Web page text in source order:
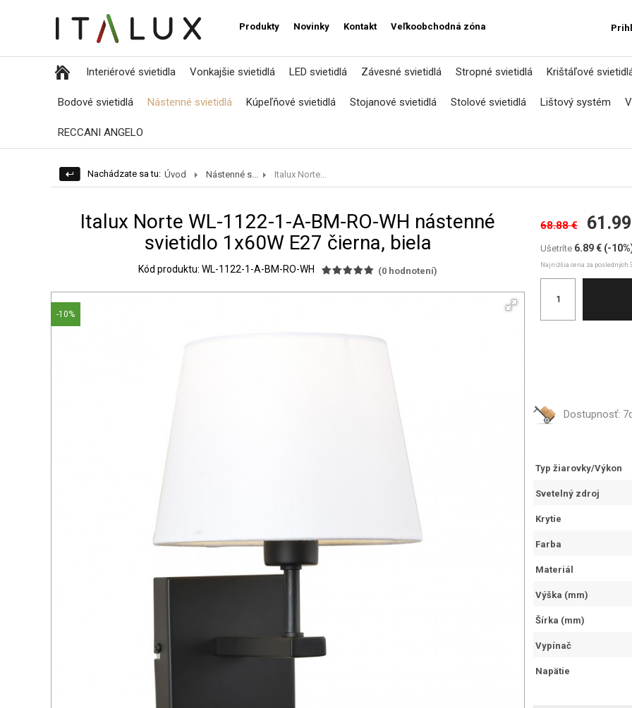
Produkty Novinky Kontakt Veľkoobchodná zóna
Interiérové svietidla Vonkajšie svietidlá LED svietidlá Závesné svietidlá Stropné svietidlá Krištáľové
Bodové svietidlá Nástenné svietidlá Kúpeľňové svietidlá Stojanové svietidlá Stolové svietidlá Lištový systém
RECCANI ANGELO
Nachádzate sa tu: Úvod Nástenné s... Italux Norte...
Italux Norte WL-1122-1-A-BM-RO-WH nástenné
svietidlo 1x60W E27 čierna, biela
Kód produktu: WL-1122-1-A-BM-RO-WH (0 hodnotení)
-10%
68.88 €
Ušetríte 6.89 € (-
Najnižšia cena za posledných
Dostupnosť:
Typ žiarovky/Výkon
Svetelný zdroj
Krytie
Farba
Materiál
Výška (mm)
Šírka (mm)
Vypínač
Napätie